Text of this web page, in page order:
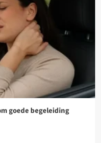
goede begeleiding